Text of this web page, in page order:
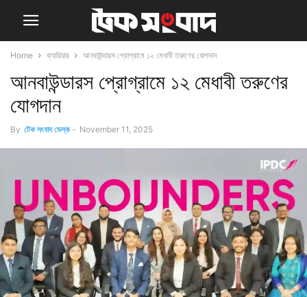
Home ক্যারিয়ার আনবাউন্ডারস প্রোগ্রামে ১২ মেধাবী তরুণের যোগদান
আনবাউন্ডারস প্রোগ্রামে ১২ মেধাবী তরুণের
যোগদান
By টেক সংবাদ ডেস্ক - November 11, 2025